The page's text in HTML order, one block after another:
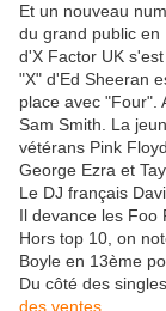
Et un nouveau
du grand public
d'X Factor UK
"X" d'Ed Sheeran
place avec "Four".
Sam Smith. La
vétérans Pink
George Ezra et
Le DJ français
Il devance les Foo
Hors top 10, on
Boyle en 13ème
Du côté des singles,
des ventes.